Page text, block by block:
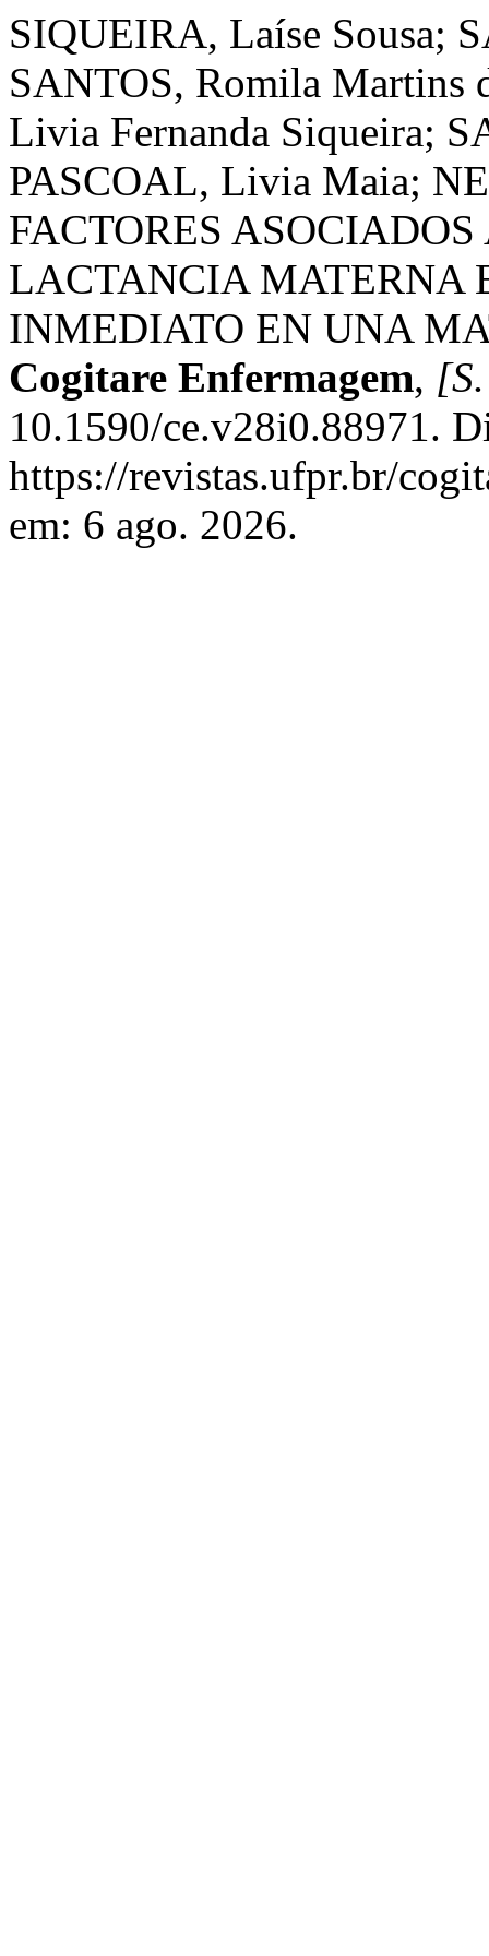
SIQUEIRA, Laíse Sousa;
SANTOS, Romila Martins
Livia Fernanda Siqueira;
PASCOAL, Livia Maia;
FACTORES
LACTANCIA MATERNA
INMEDIATO EN UNA
Cogitare Enfermagem,
10.1590/ce.v28i0.88971.
https://revistas.ufpr.br/
em: 6 ago. 2026.